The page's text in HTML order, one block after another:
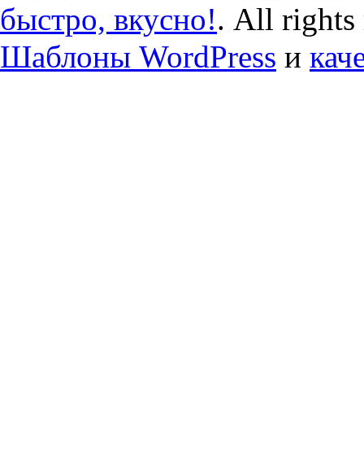
быстро, вкусно!. All rights
Шаблоны WordPress и